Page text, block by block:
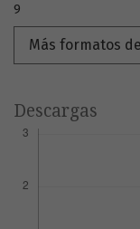
9
Más formatos
Descargas